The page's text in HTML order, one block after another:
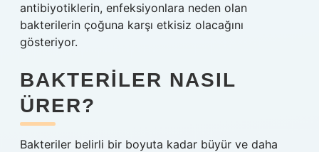
antibiyotiklerin, enfeksiyonlara neden olan
bakterilerin çoğuna karşı etkisiz olacağını
gösteriyor.
BAKTERILER NASIL
ÜRER?
Bakteriler belirli bir boyuta kadar büyür ve daha